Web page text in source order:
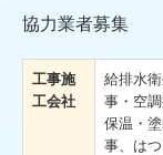
協力業者募集
工事施
工会社
給排水
事・空調
保温・
事、は